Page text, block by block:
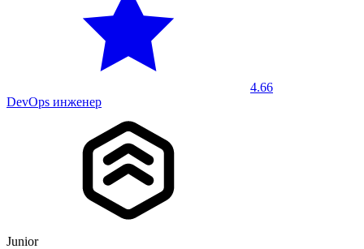
4.66
DevOps инженер
Junior